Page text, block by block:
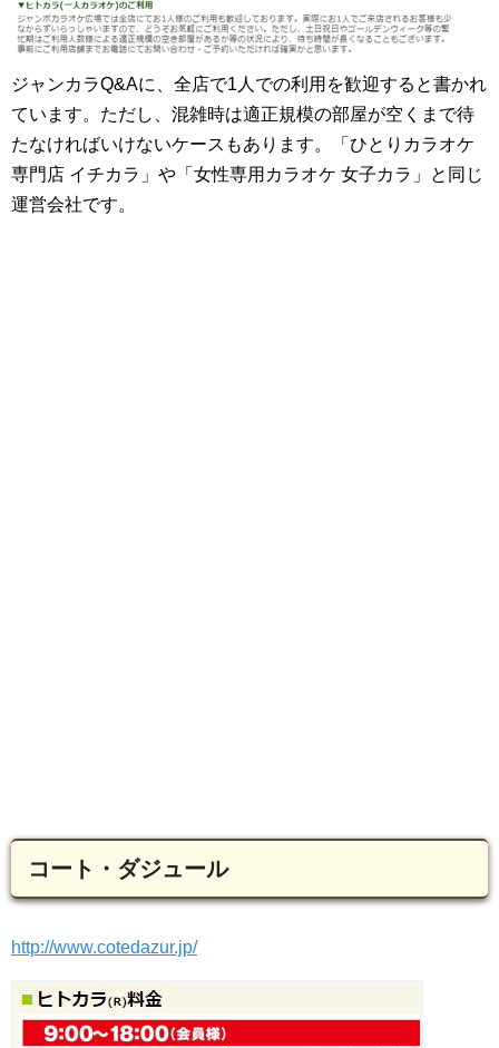
ジャンカラQ&Aに、全店で1人での利用を歓迎すると書かれ
ています。ただし、混雑時は適正規模の部屋が空くまで待
たなければいけないケースもあります。「ひとりカラオケ
専門店 イチカラ」や「女性専用カラオケ 女子カラ」と同じ
運営会社です。
コート・ダジュール
http://www.cotedazur.jp/